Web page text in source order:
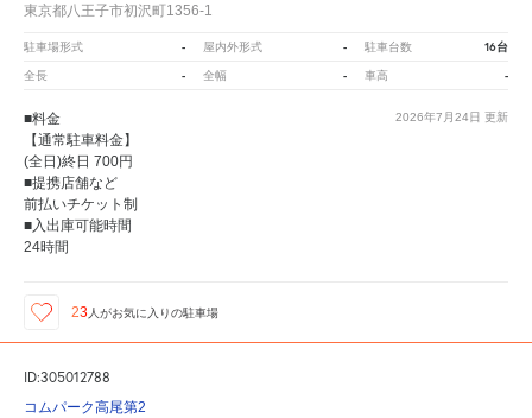
東京都八王子市初沢町1356-1
駐車場形式 - 屋内外形式 - 駐車台数 16台
全長 - 全幅 - 車高 -
2026年7月24日 更新
■料金
【通常駐車料金】
(全日)終日 700円
■提携店舗など
前払いチケット制
■入出庫可能時間
24時間
23 人がお気に入りの駐車場
ID:305012788
コムパーク高尾第2